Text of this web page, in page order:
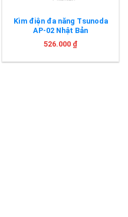
Kìm điện đa năng Tsunoda
AP-02 Nhật Bản
526.000 ₫